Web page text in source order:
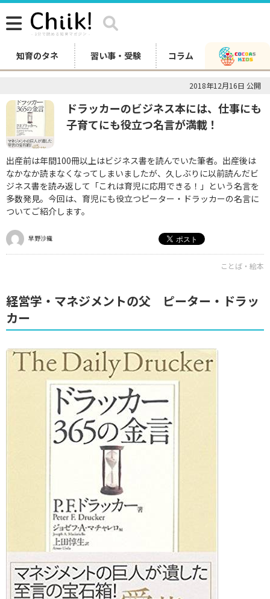
知育のタネ 習い事・受験 コラム
2018年12月16日 公開
ドラッカーのビジネス本には、仕事にも
子育てにも役立つ名言が満載！
出産前は年間100冊以上はビジネス書を読んでいた筆者。出産後は
なかなか読まなくなってしまいましたが、久しぶりに以前読んだビ
ジネス書を読み返して「これは育児に応用できる！」という名言を
多数発見。今回は、育児にも役立つピーター・ドラッカーの名言に
ついてご紹介します。
早野沙織
ことば・絵本
経営学・マネジメントの父 ピーター・ドラッ
カー